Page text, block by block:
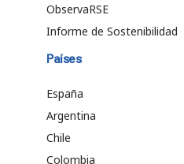
ObservaRSE
Informe de Sostenibilidad
Países
España
Argentina
Chile
Colombia